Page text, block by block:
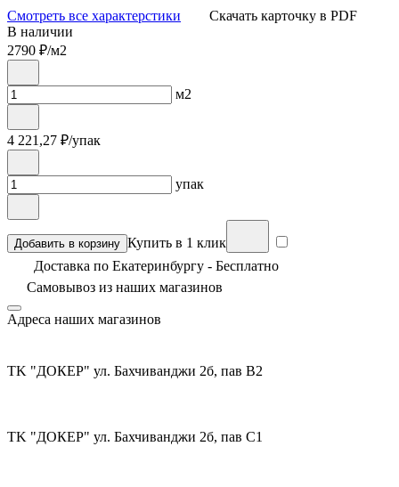
Смотреть все характерстики
Скачать карточку в PDF
В наличии
2790 ₽/м2
м2
4 221,27 ₽/упак
упак
Добавить в корзину Купить в 1 клик
Доставка по Екатеринбургу - Бесплатно
Самовывоз из наших магазинов
Адреса наших магазинов
TK "ДОКЕР" ул. Бахчиванджи 2б, пав В2
TK "ДОКЕР" ул. Бахчиванджи 2б, пав С1